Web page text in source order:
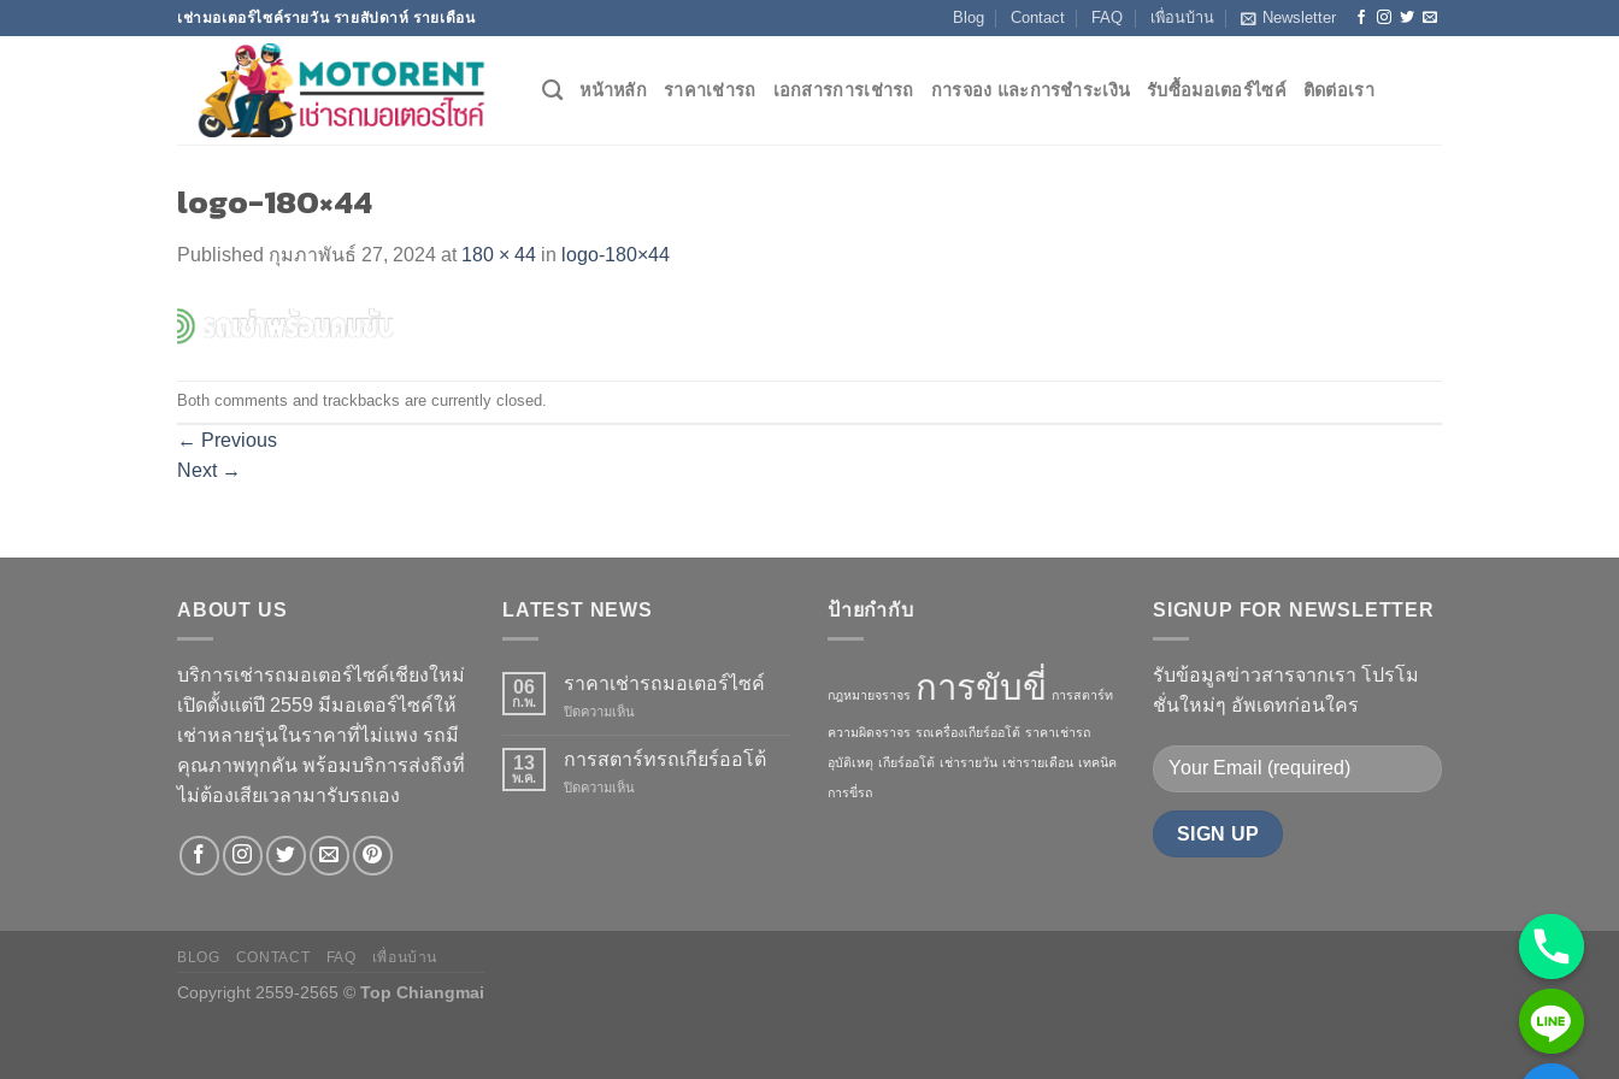
เช่ามอเตอร์ไซค์รายวัน รายสัปดาห์ รายเดือน Blog Contact FAQ เพื่อนบ้าน Newsletter
หน้าหลัก ราคาเช่ารถ เอกสารการเช่ารถ การจอง และการชำระเงิน รับซื้อมอเตอร์ไซค์ ติดต่อเรา
logo-180×44
Published กุมภาพันธ์ 27, 2024 at 180 × 44 in logo-180×44
Both comments and trackbacks are currently closed.
← Previous
Next →
ABOUT US
บริการเช่ารถมอเตอร์ไซค์เชียงใหม่
เปิดตั้งแต่ปี 2559 มีมอเตอร์ไซค์ให้
เช่าหลายรุ่นในราคาที่ไม่แพง รถมี
คุณภาพทุกคัน พร้อมบริการส่งถึงที่
ไม่ต้องเสียเวลามารับรถเอง
LATEST NEWS
06
ก.พ.
ราคาเช่ารถมอเตอร์ไซค์
ปิดความเห็น
เช่า
13
พ.ค.
การสตาร์ทรถเกียร์ออโต้
ปิดความเห็น
ป้ายกำกับ
กฎหมายจราจร การขับขี่ การสตาร์ท
ความผิดจราจร รถเครื่องเกียร์ออโต้ ราคาเช่ารถ
อุบัติเหตุ เกียร์ออโต้ เช่ารายวัน เช่ารายเดือน เทคนิค
การขี่รถ
SIGNUP FOR NEWSLETTER
รับข้อมูลข่าวสารจากเรา โปรโม
ชั่นใหม่ๆ อัพเดทก่อนใคร
BLOG CONTACT FAQ เพื่อนบ้าน
Copyright 2559-2565 © Top Chiangmai